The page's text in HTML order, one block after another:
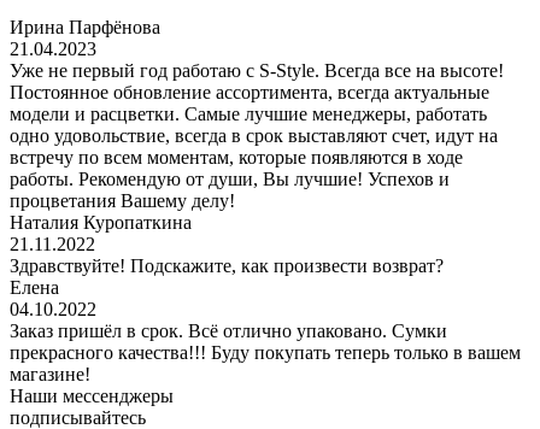
Ирина Парфёнова
21.04.2023
Уже не первый год работаю с S-Style. Всегда все на высоте!
Постоянное обновление ассортимента, всегда актуальные
модели и расцветки. Самые лучшие менеджеры, работать
одно удовольствие, всегда в срок выставляют счет, идут на
встречу по всем моментам, которые появляются в ходе
работы. Рекомендую от души, Вы лучшие! Успехов и
процветания Вашему делу!
Наталия Куропаткина
21.11.2022
Здравствуйте! Подскажите, как произвести возврат?
Елена
04.10.2022
Заказ пришёл в срок. Всё отлично упаковано. Сумки
прекрасного качества!!! Буду покупать теперь только в вашем
магазине!
Наши мессенджеры
подписывайтесь